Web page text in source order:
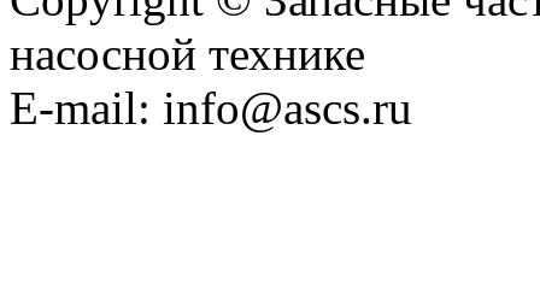
насосной технике
E-mail: info@ascs.ru